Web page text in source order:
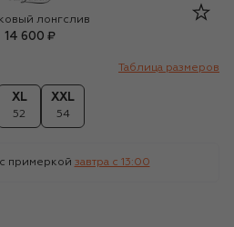
лонгслив
14 600 ₽
Таблица размеров
XL
52
XXL
54
с примеркой завтра c 13:00